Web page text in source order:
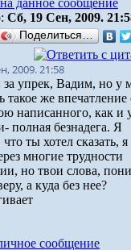
Сб, 19 Сен, 2009.
Поделиться…
2009. 21:58
упрек, Вадим, но у
такое же впечатление
написанного, как и
полная безнадега. Я
ты хотел сказать, я
многие трудности
но твои слова,
а куда без нее?